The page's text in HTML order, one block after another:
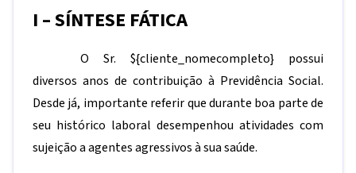
I – SÍNTESE FÁTICA
O Sr. ${cliente_nomecompleto} possui
diversos anos de contribuição à Previdência Social.
Desde já, importante referir que durante boa parte de
seu histórico laboral desempenhou atividades com
sujeição a agentes agressivos à sua saúde.